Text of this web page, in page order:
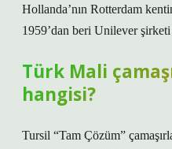
Hollanda’nın Rotterdam
1959’dan beri Unilever
Türk Mali
hangisi?
Tursil “Tam Çözüm”